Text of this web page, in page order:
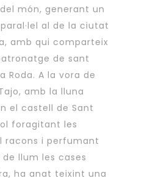
món, generant un
paral·lel al de la ciutat
amb qui comparteix
de sant
Roda. A la vora de
amb la lluna
el castell de Sant
foragitant les
racons i perfumant
llum les cases
ha anat teixint una